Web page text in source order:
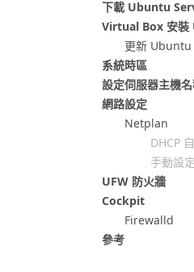
下載 Ubuntu
Virtual Box 安
更新 Ubuntu
系統時區
設定伺服器主機
網路設定
Netplan
DHCP
手動設
UFW 防火牆
Cockpit
Firewalld
參考